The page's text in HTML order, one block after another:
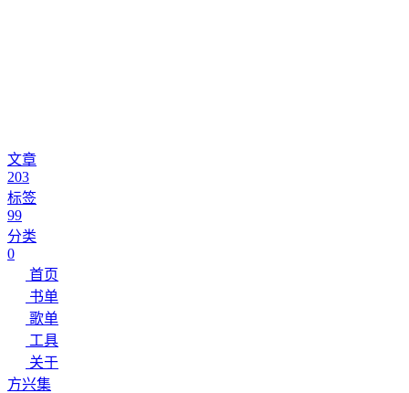
文章
203
标签
99
分类
0
首页
书单
歌单
工具
关于
方兴集